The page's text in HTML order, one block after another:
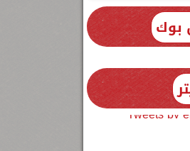
بوك
Tweets by